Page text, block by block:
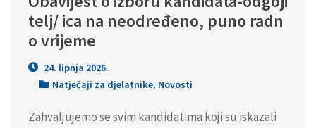
telj/ ica na neodređeno, puno radn
o vrijeme
24. lipnja 2026.
Natječaji za djelatnike, Novosti
Zahvaljujemo se svim kandidatima koji su iskazali